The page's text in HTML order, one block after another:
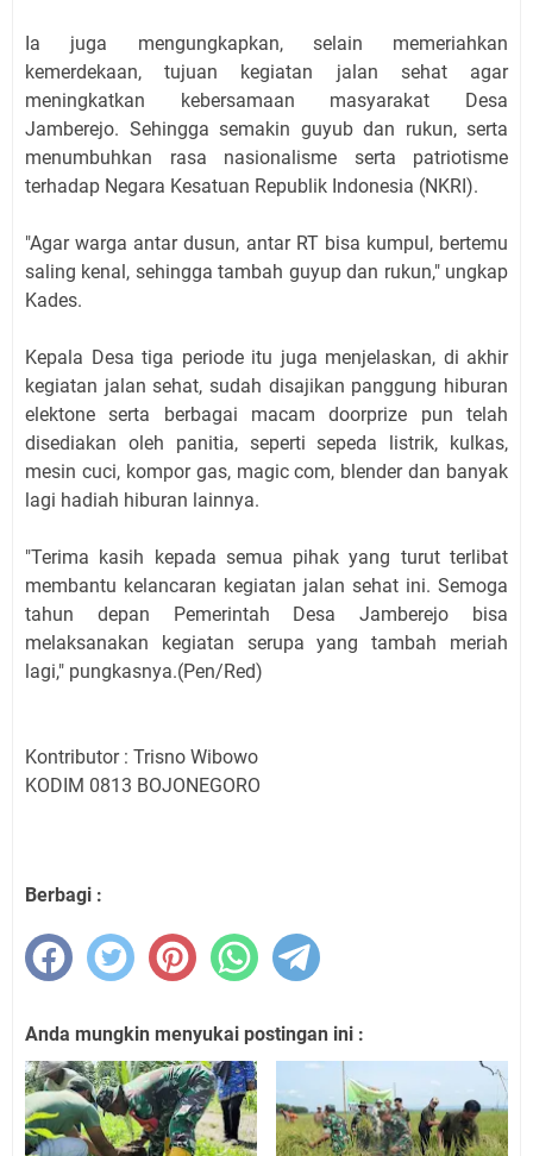
Ia juga mengungkapkan, selain memeriahkan
kemerdekaan, tujuan kegiatan jalan sehat agar
meningkatkan kebersamaan masyarakat Desa
Jamberejo. Sehingga semakin guyub dan rukun, serta
menumbuhkan rasa nasionalisme serta patriotisme
terhadap Negara Kesatuan Republik Indonesia (NKRI).
"Agar warga antar dusun, antar RT bisa kumpul, bertemu
saling kenal, sehingga tambah guyup dan rukun," ungkap
Kades.
Kepala Desa tiga periode itu juga menjelaskan, di akhir
kegiatan jalan sehat, sudah disajikan panggung hiburan
elektone serta berbagai macam doorprize pun telah
disediakan oleh panitia, seperti sepeda listrik, kulkas,
mesin cuci, kompor gas, magic com, blender dan banyak
lagi hadiah hiburan lainnya.
"Terima kasih kepada semua pihak yang turut terlibat
membantu kelancaran kegiatan jalan sehat ini. Semoga
tahun depan Pemerintah Desa Jamberejo bisa
melaksanakan kegiatan serupa yang tambah meriah
lagi," pungkasnya.(Pen/Red)
Kontributor : Trisno Wibowo
KODIM 0813 BOJONEGORO
Berbagi :
Anda mungkin menyukai postingan ini :